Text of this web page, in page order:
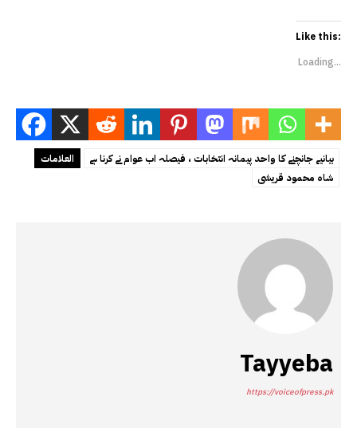
Like this:
Loading...
العلامات
بیانیے جانچنے کا واحد پیمانہ انتخابات ، فیصلہ اب عوام نے کرنا ہے
شاہ محمود قریشی
Tayyeba
https://voiceofpress.pk